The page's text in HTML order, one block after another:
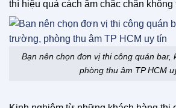
thì hiệu quả cách âm chắc chắn không
Bạn nên chọn đơn vị thi công quán bar,
phòng thu âm TP HCM